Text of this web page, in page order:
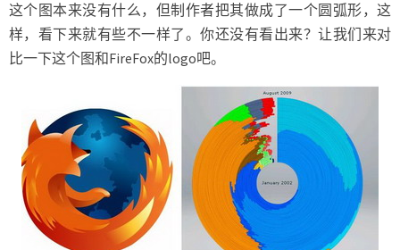
这个图本来没有什么，但制作者把其做成了一个圆弧形，这
样，看下来就有些不一样了。你还没有看出来？让我们来对
比一下这个图和FireFox的logo吧。